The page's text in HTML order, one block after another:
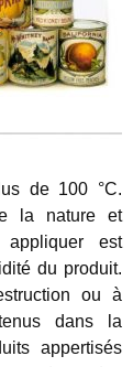
de 100 °C.
la nature et
est
du produit.
ou à
dans la
appertisés